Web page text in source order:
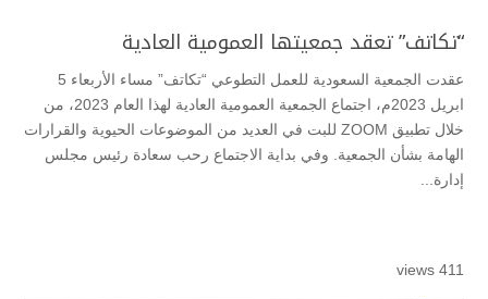
“تكاتف” تعقد جمعيتها العمومية العادية
عقدت الجمعية السعودية للعمل التطوعي “تكاتف” مساء الأربعاء 5
ابريل 2023م، اجتماع الجمعية العمومية العادية لهذا العام 2023، من
خلال تطبيق ZOOM للبت في العديد من الموضوعات الحيوية والقرارات
الهامة بشأن الجمعية. وفي بداية الاجتماع رحب سعادة رئيس مجلس
إدارة...
411 views